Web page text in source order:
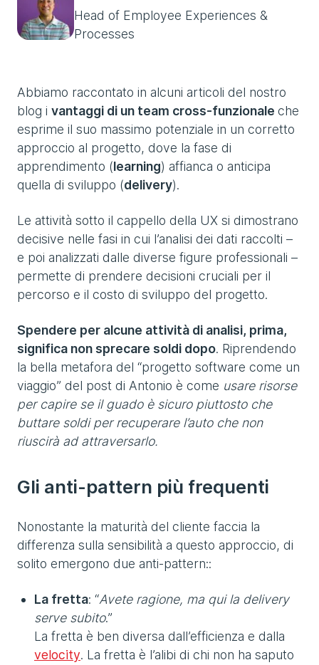
Head of Employee Experiences &
Processes
Abbiamo raccontato in alcuni articoli del nostro
blog i vantaggi di un team cross-funzionale che
esprime il suo massimo potenziale in un corretto
approccio al progetto, dove la fase di
apprendimento (learning) affianca o anticipa
quella di sviluppo (delivery).
Le attività sotto il cappello della UX si dimostrano
decisive nelle fasi in cui l’analisi dei dati raccolti –
e poi analizzati dalle diverse figure professionali –
permette di prendere decisioni cruciali per il
percorso e il costo di sviluppo del progetto.
Spendere per alcune attività di analisi, prima,
significa non sprecare soldi dopo. Riprendendo
la bella metafora del “progetto software come un
viaggio” del post di Antonio è come usare risorse
per capire se il guado è sicuro piuttosto che
buttare soldi per recuperare l’auto che non
riuscirà ad attraversarlo.
Gli anti-pattern più frequenti
Nonostante la maturità del cliente faccia la
differenza sulla sensibilità a questo approccio, di
solito emergono due anti-pattern::
La fretta: “Avete ragione, ma qui la delivery
serve subito.”
La fretta è ben diversa dall’efficienza e dalla
velocity. La fretta è l’alibi di chi non ha saputo